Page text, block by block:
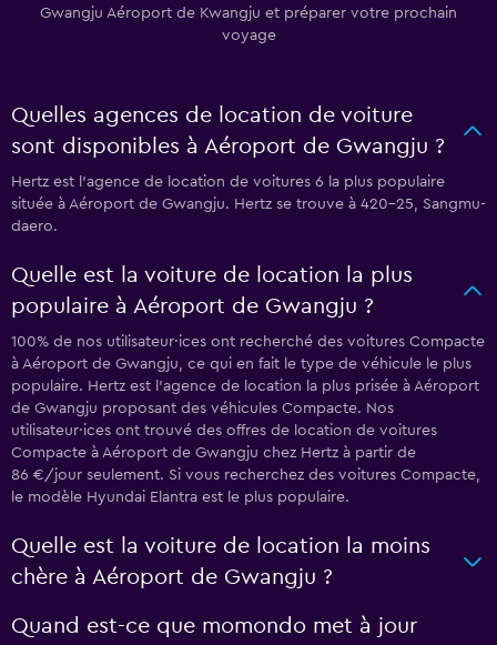
Gwangju Aéroport de Kwangju et préparer votre prochain
voyage
Quelles agences de location de voiture
sont disponibles à Aéroport de Gwangju ?
Hertz est l'agence de location de voitures 6 la plus populaire
située à Aéroport de Gwangju. Hertz se trouve à 420-25, Sangmu-
daero.
Quelle est la voiture de location la plus
populaire à Aéroport de Gwangju ?
100% de nos utilisateur·ices ont recherché des voitures Compacte
à Aéroport de Gwangju, ce qui en fait le type de véhicule le plus
populaire. Hertz est l'agence de location la plus prisée à Aéroport
de Gwangju proposant des véhicules Compacte. Nos
utilisateur·ices ont trouvé des offres de location de voitures
Compacte à Aéroport de Gwangju chez Hertz à partir de
86 €/jour seulement. Si vous recherchez des voitures Compacte,
le modèle Hyundai Elantra est le plus populaire.
Quelle est la voiture de location la moins
chère à Aéroport de Gwangju ?
Quand est-ce que momondo met à jour